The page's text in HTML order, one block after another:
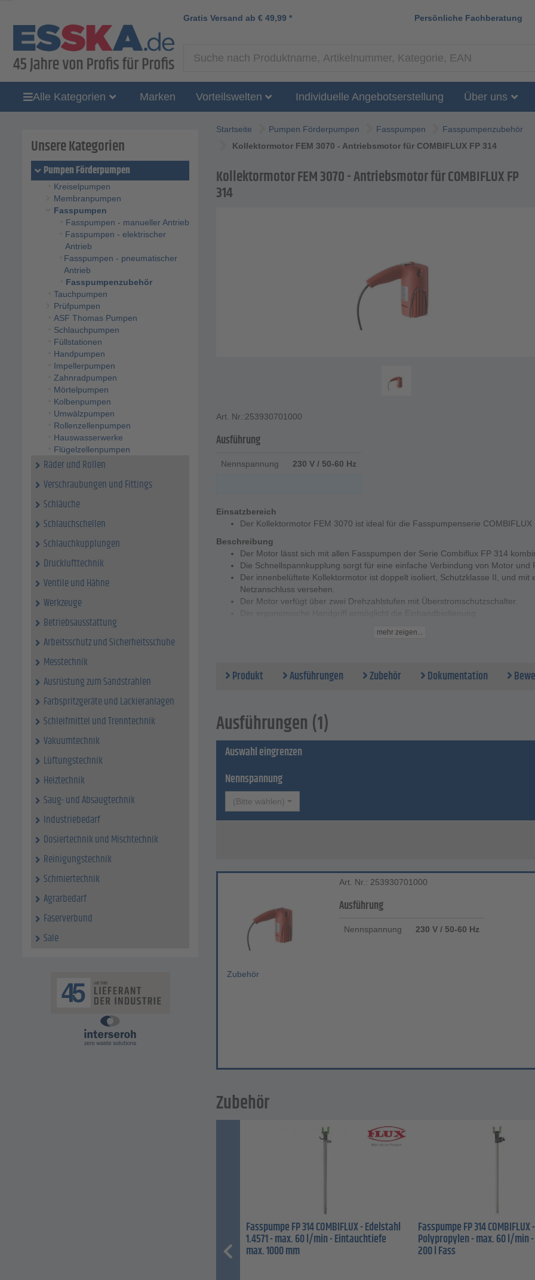
Gratis Versand ab € 49,99 * Persönliche Fachberatung
Alle Kategorien Marken Vorteilswelten Individuelle Angebotserstellung Über uns
Unsere Kategorien
Pumpen Förderpumpen
Kreiselpumpen
Membranpumpen
Fasspumpen
Fasspumpen - manueller Antrieb
Fasspumpen - elektrischer
Antrieb
Fasspumpen - pneumatischer
Antrieb
Fasspumpenzubehör
Tauchpumpen
Prüfpumpen
ASF Thomas Pumpen
Schlauchpumpen
Füllstationen
Handpumpen
Impellerpumpen
Zahnradpumpen
Mörtelpumpen
Kolbenpumpen
Umwälzpumpen
Rollenzellenpumpen
Hauswasserwerke
Flügelzellenpumpen
Räder und Rollen
Verschraubungen und Fittings
Schläuche
Schlauchschellen
Schlauchkupplungen
Drucklufttechnik
Ventile und Hähne
Werkzeuge
Betriebsausstattung
Arbeitsschutz und Sicherheitsschuhe
Messtechnik
Ausrüstung zum Sandstrahlen
Farbspritzgeräte und Lackieranlagen
Schleifmittel und Trenntechnik
Vakuumtechnik
Lüftungstechnik
Heiztechnik
Saug- und Absaugtechnik
Industriebedarf
Dosiertechnik und Mischtechnik
Reinigungstechnik
Schmiertechnik
Agrarbedarf
Faserverbund
Sale
Startseite Pumpen Förderpumpen Fasspumpen
Fasspumpenzubehör
Kollektormotor FEM 3070 - Antriebsmotor für COMBIFLUX FP 314
Kollektormotor FEM 3070 - Antriebsmotor für COMBIFLUX FP
314
Art. Nr.:253930701000
Ausführung
Nennspannung 230 V / 50-60 Hz
Einsatzbereich
Der Kollektormotor FEM 3070 ist ideal für die Fasspumpenserie COMBIFLUX
Beschreibung
Der Motor lässt sich mit allen Fasspumpen der Serie Combiflux FP 314
Die Schnellspannkupplung sorgt für eine einfache Verbindung von Motor und
Der innenbelüftete Kollektormotor ist doppelt isoliert, Schutzklasse II, und mit
Netzanschluss versehen.
Der Motor verfügt über zwei Drehzahlstufen mit Überstromschutzschalter.
Innenbelüftet
zulässige Umgebungstemperatur - von -20 bis +40 °C
Schutzart - IP 24
Netzkabellänge - 5 m
Schuko Konturenstecker
Gewicht 1,5 kg
mehr zeigen...
Produkt Ausführungen Zubehör Dokumentation
Ausführungen (1)
Auswahl eingrenzen
Nennspannung
(Bitte wählen)
Art. Nr.: 253930701000
Ausführung
Nennspannung 230 V / 50-60 Hz
Zubehör
Zubehör
Fasspumpe FP 314 COMBIFLUX - Edelstahl
1.4571 - max. 60 l/min - Eintauchtiefe
max. 1000 mm
Fasspumpe FP 314 COMBIFLUX -
Polypropylen - max. 60 l/min
200 l Fass